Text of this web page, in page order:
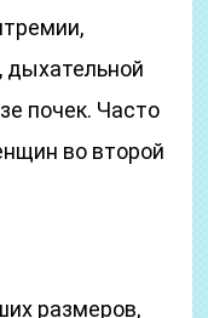
дыхательной
почек. Часто
во второй
размеров,